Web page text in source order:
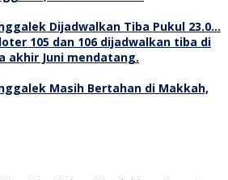
Dijadwalkan Tiba Pukul 23.0…
Masih Bertahan di Makkah,